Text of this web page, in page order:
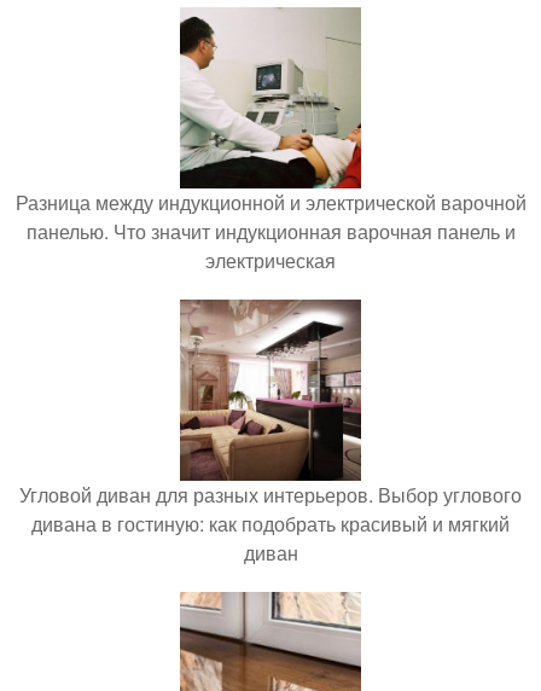
Разница между индукционной и электрической варочной
панелью. Что значит индукционная варочная панель и
электрическая
Угловой диван для разных интерьеров. Выбор углового
дивана в гостиную: как подобрать красивый и мягкий
диван